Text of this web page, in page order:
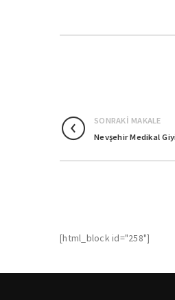
SONRAKI MAKALE
Nevşehir Medikal
[html_block id="258"]